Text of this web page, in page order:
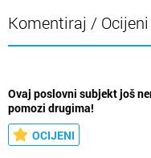
Komentiraj / Ocijeni
Ovaj poslovni subjekt još
pomozi drugima!
OCIJENI